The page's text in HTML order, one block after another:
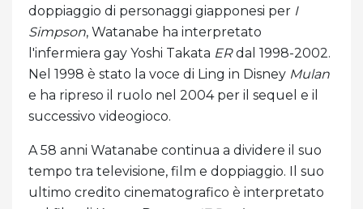
doppiaggio di personaggi giapponesi per I
Simpson, Watanabe ha interpretato
l'infermiera gay Yoshi Takata ERdal 1998-2002.
Nel 1998 è stato la voce di Ling in Disney Mulan
e ha ripreso il ruolo nel 2004 per il sequel e il
successivo videogioco.
A 58 anni Watanabe continua a dividere il suo
tempo tra televisione, film e doppiaggio. Il suo
ultimo credito cinematografico è interpretato